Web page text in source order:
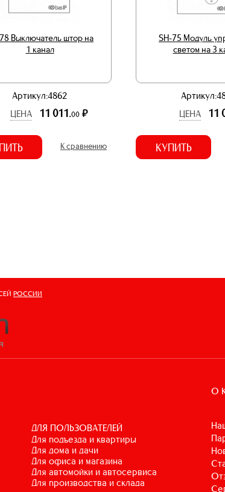
Выключатель штор на
1 канал
Артикул:4862
ЦЕНА
11 011.00 р.
К сравнению
SH-75 Модуль
светом на 3
ЦЕНА
11
КУПИТЬ
РОССИИ
ДЛЯ ПОЛЬЗОВАТЕЛЕЙ
для подъезда и квартиры
для дома и дачи
для офиса и магазина
для автомойки и автосервиса
для производства и склада
О